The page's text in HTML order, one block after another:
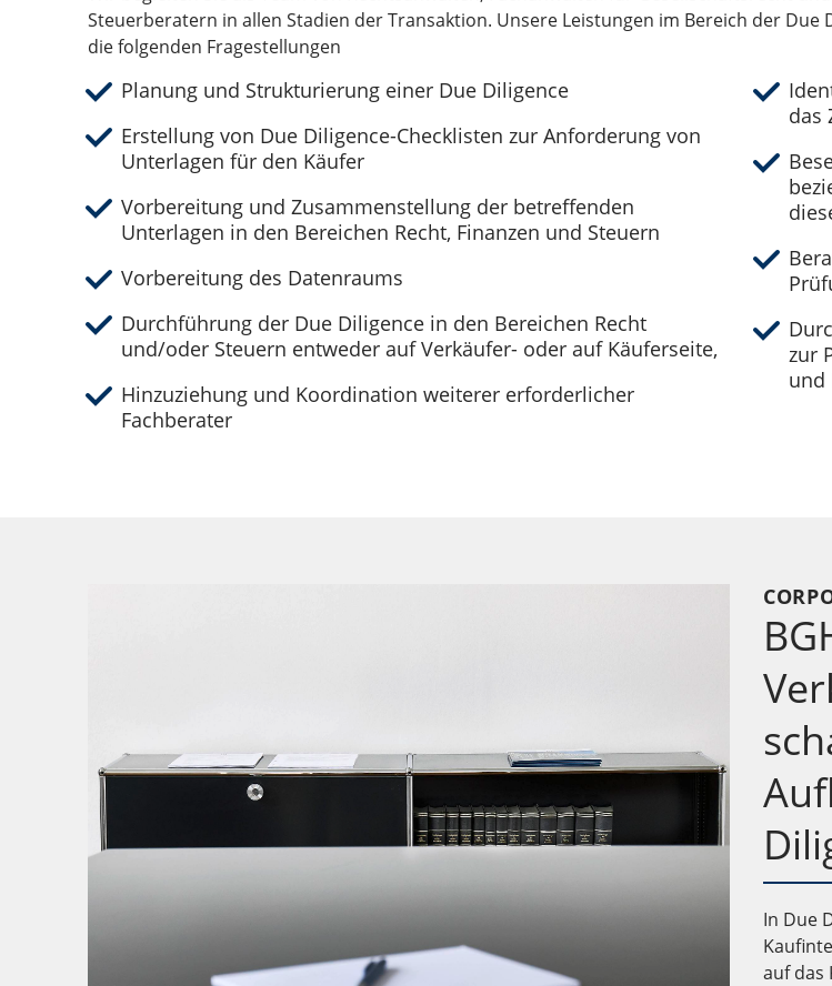
Steuerberatern in allen Stadien der Transaktion. Unsere Leistungen im Bereich der Due
die folgenden Fragestellungen
Planung und Strukturierung einer Due Diligence
Erstellung von Due Diligence-Checklisten zur Anforderung von
Unterlagen für den Käufer
Vorbereitung und Zusammenstellung der betreffenden
Unterlagen in den Bereichen Recht, Finanzen und Steuern
Vorbereitung des Datenraums
Durchführung der Due Diligence in den Bereichen Recht
und/oder Steuern entweder auf Verkäufer- oder auf Käuferseite,
Hinzuziehung und Koordination weiterer erforderlicher
Fachberater
das
zur
und
In Due
auf das